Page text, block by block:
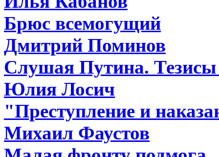
Брюс всемогущий
Дмитрий Поминов
Слушая Путина. Тезисы
Юлия Лосич
"Преступление и
Михаил Фаустов